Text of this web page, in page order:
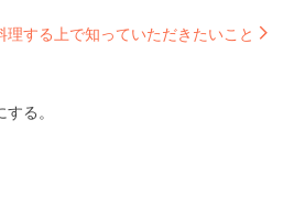
理する上で知っていただきたいこと
る。